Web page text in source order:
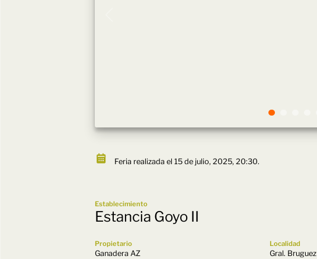
Feria realizada el 15 de julio, 2025, 20:30.
Establecimiento
Estancia Goyo II
Propietario
Ganadera AZ
Localidad
Gral. Bruguez